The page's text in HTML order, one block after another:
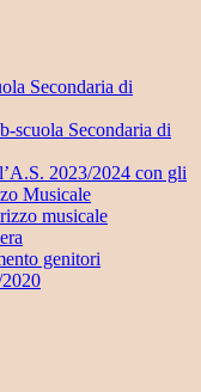
Secondaria di
scuola Secondaria di
2023/2024 con gli
Musicale
musicale
genitori